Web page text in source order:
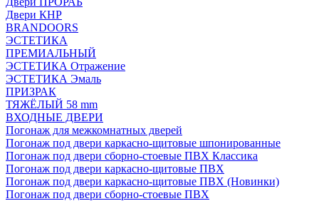
Двери КНР
BRANDOORS
ЭСТЕТИКА
ПРЕМИАЛЬНЫЙ
ЭСТЕТИКА Отражение
ЭСТЕТИКА Эмаль
ПРИЗРАК
ТЯЖЁЛЫЙ 58 mm
ВХОДНЫЕ ДВЕРИ
Погонаж для межкомнатных дверей
Погонаж под двери каркасно-щитовые шпонированные
Погонаж под двери сборно-стоевые ПВХ Классика
Погонаж под двери каркасно-щитовые ПВХ
Погонаж под двери каркасно-щитовые ПВХ (Новинки)
Погонаж под двери сборно-стоевые ПВХ